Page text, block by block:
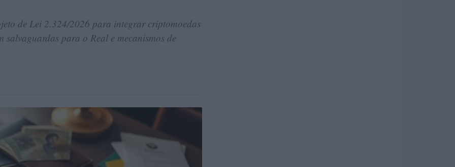
de Lei 2.324/2026 para integrar criptomoedas
para o Real e mecanismos de